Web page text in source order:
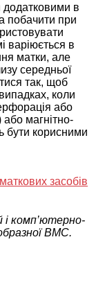
додатковими в
побачити при
варіюється в
матки, але
середньої
так, щоб
коли
або
магнітно-
бути корисними
і комп’ютерно-
ВМС.